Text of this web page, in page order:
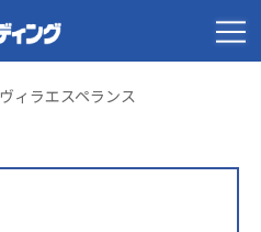
ヴィラエスペランス